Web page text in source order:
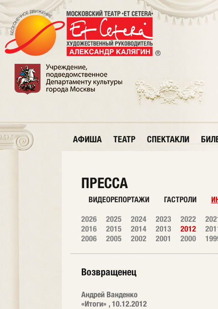
АФИША ТЕАТР СПЕКТАКЛИ
ПРЕССА
ВИДЕОРЕПОРТАЖИ ГАСТРОЛИ
2026 2025 2024 2023 2022
2016
2015 2014 2013 2012
2006
2005 2002 2001 2000
Возвращенец
Андрей Ванденко
«Итоги» , 10.12.2012